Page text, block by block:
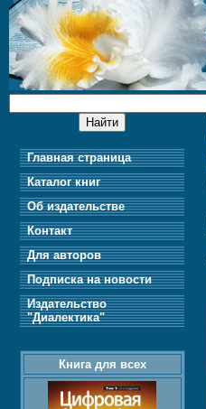
Главная страница
Каталог книг
Об издательстве
Контакт
Для авторов
Подписка на новости
Издательство
"Диалектика"
Книга для всех